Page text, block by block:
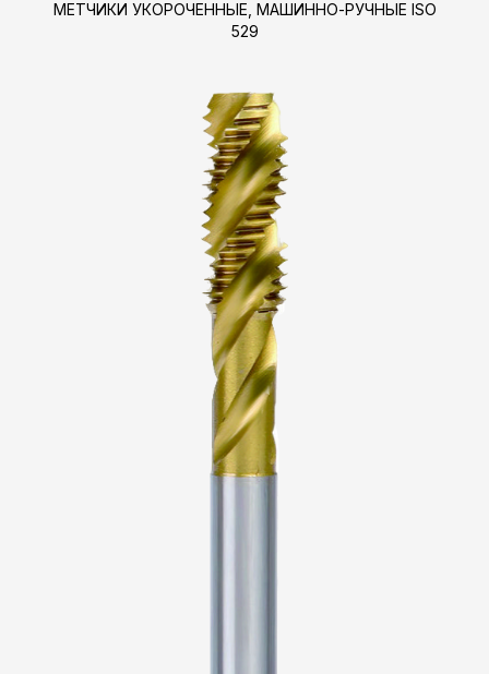
МЕТЧИКИ УКОРОЧЕННЫЕ, МАШИННО-РУЧНЫЕ ISO
529